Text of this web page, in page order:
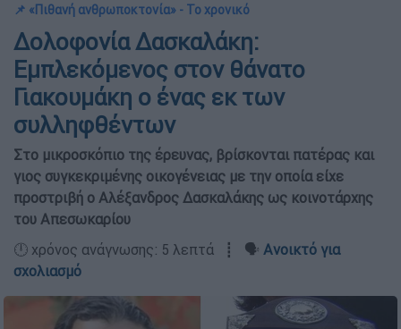
📌 «Πιθανή ανθρωποκτονία» - Το χρονικό
Δολοφονία Δασκαλάκη:
Εμπλεκόμενος στον θάνατο
Γιακουμάκη ο ένας εκ των
συλληφθέντων
Στο μικροσκόπιο της έρευνας, βρίσκονται πατέρας και
γιος συγκεκριμένης οικογένειας με την οποία είχε
προστριβή ο Αλέξανδρος Δασκαλάκης ως κοινοτάρχης
του Απεσωκαρίου
🕛 χρόνος ανάγνωσης: 5 λεπτά ┋ 🗣️ Ανοικτό για
σχολιασμό